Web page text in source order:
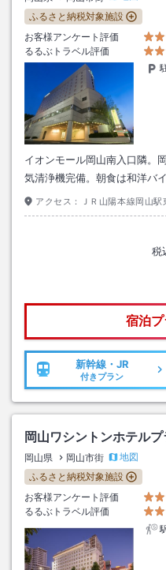
ふるさと納税対象施設
お客様アンケート評価
るるぶトラベル評価
イオンモール岡山南入口隣。
気清浄機完備。朝食は和洋バ
アクセス： ＪＲ山陽本線岡山
税
宿泊
新幹線・JR
付きプラン
岡山ワシントンホテルプ
岡山県 岡山市街
地図
ふるさと納税対象施設
お客様アンケート評価
るるぶトラベル評価